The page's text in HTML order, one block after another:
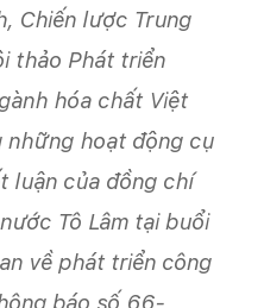
Chiến lược Trung
thảo Phát triển
hóa chất Việt
những hoạt động cụ
luận của đồng chí
Tô Lâm tại buổi
về phát triển công
báo số 66-